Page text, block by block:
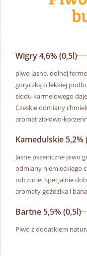
Wigry 4,6% (0,5l)
piwo jasne, dolnej
goryczką o lekkiej
słodu karmelowego
Czeskie odmiany
aromat ziołowo-
Kamedulskie 5,2%
Jasne pszeniczne piwo
odmiany niemieckiego
odczucie. Specjalnie
aromaty goździka i
Bartne 5,5% (0,5l)
Piwo z dodatkiem